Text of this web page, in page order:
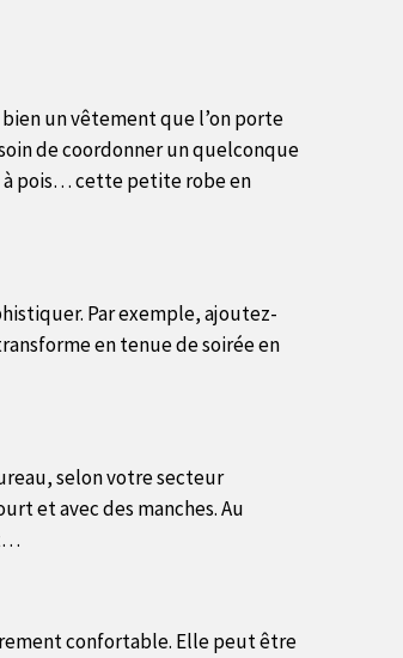
un vêtement que l’on porte
de coordonner un quelconque
à pois… cette petite robe en
Par exemple, ajoutez-
en tenue de soirée en
selon votre secteur
et avec des manches. Au
confortable. Elle peut être